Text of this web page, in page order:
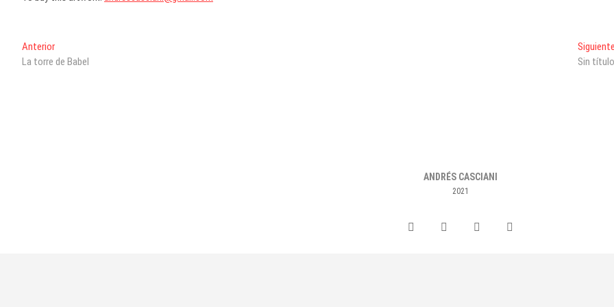
Navegación
de
AnteriorEntrada
anterior:
La torre de Babel
Siguiente
Sin título
ANDRÉS CASCIANI
2021
FacebookInstagram